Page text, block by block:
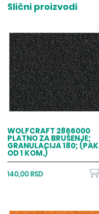
Slični proizvodi
WOLFCRAFT 2866000
PLATNO ZA BRUŠENJE;
GRANULACIJA 180;
OD 1 KOM.)
140,00 RSD